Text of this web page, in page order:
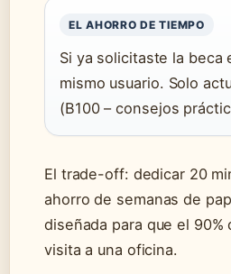
EL AHORRO DE TIEMPO
Si ya solicitaste la
mismo usuario. Solo
(B100 – consejos
El trade-off: dedicar 20
ahorro de semanas de
diseñada para que el
visita a una oficina.